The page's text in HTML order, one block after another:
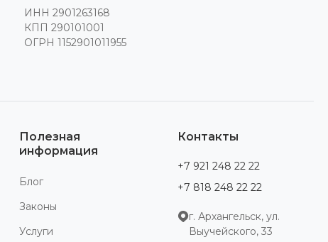
ИНН 2901263168
КПП 290101001
ОГРН 1152901011955
Полезная
информация
Блог
Законы
Услуги
Контакты
+7 921 248 22 22
+7 818 248 22 22
г. Архангельск, ул.
Выучейского, 33